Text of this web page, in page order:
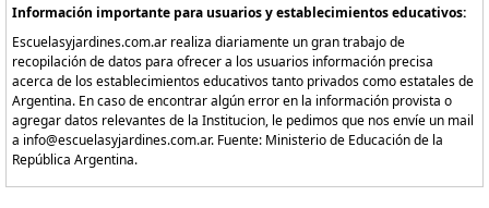
Información importante para usuarios y establecimientos educativos:
Escuelasyjardines.com.ar realiza diariamente un gran trabajo de
recopilación de datos para ofrecer a los usuarios información precisa
acerca de los establecimientos educativos tanto privados como estatales de
Argentina. En caso de encontrar algún error en la información provista o
agregar datos relevantes de la Institucion, le pedimos que nos envíe un mail
a info@escuelasyjardines.com.ar. Fuente: Ministerio de Educación de la
República Argentina.